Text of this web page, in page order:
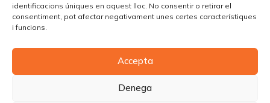
identificacions úniques en aquest lloc. No consentir o retirar el
consentiment, pot afectar negativament unes certes característiques
i funcions.
Accepta
Denega
Lo siento, debes estarconectadopara publicar un
comentario.
© Copyright Piùbella Models Agency
Designed ByCreative Corner Agency
Política de cookies